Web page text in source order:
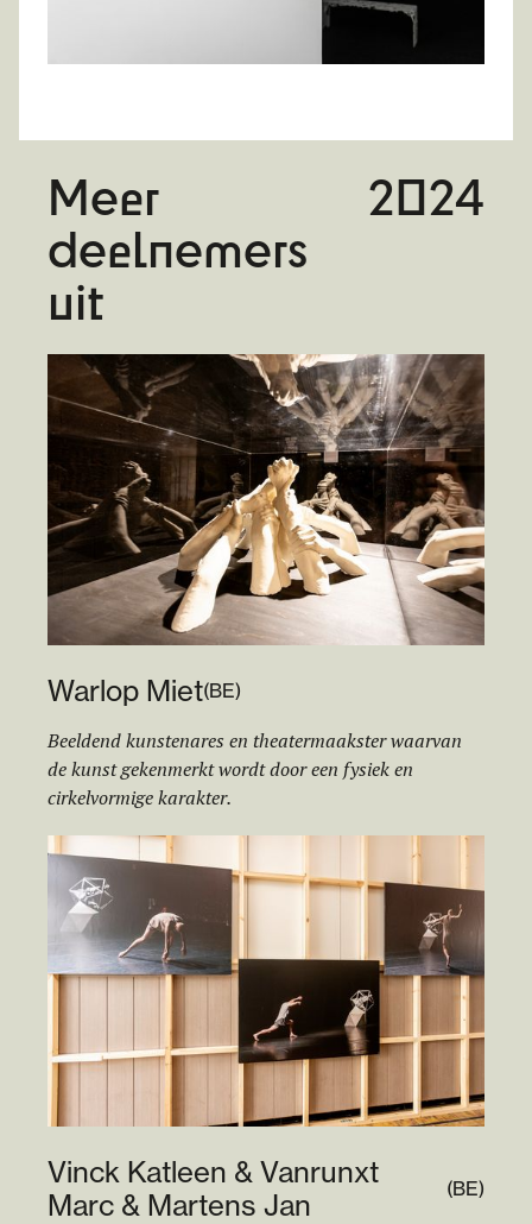
Meer
deelnemers
uit
2024
Warlop Miet(BE)
Beeldend kunstenares en theatermaakster waarvan
de kunst gekenmerkt wordt door een fysiek en
cirkelvormige karakter.
Vinck Katleen & Vanrunxt
Marc & Martens Jan
(BE)